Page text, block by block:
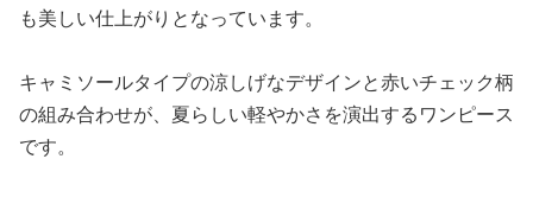
も美しい仕上がりとなっています。
キャミソールタイプの涼しげなデザインと赤いチェック柄
の組み合わせが、夏らしい軽やかさを演出するワンピース
です。